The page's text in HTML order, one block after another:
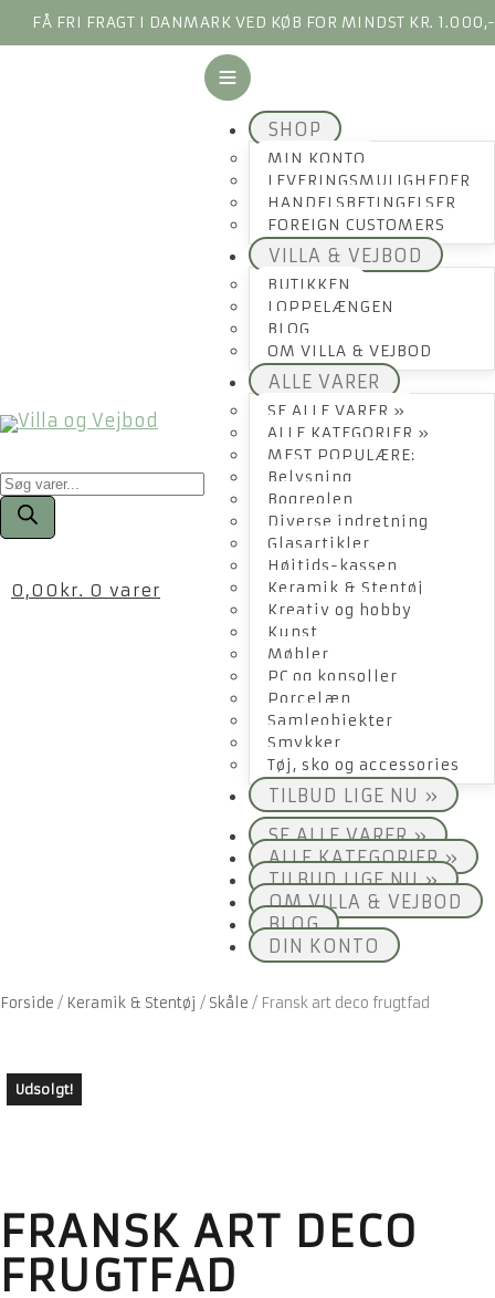
FÅ FRI FRAGT I DANMARK VED KØB FOR MINDST KR. 1.000,-
Products
search
0,00 kr. 0 varer
SHOP
MIN KONTO
LEVERINGSMULIGHEDER
HANDELSBETINGELSER
FOREIGN CUSTOMERS
VILLA & VEJBOD
BUTIKKEN
LOPPELÆNGEN
BLOG
OM VILLA & VEJBOD
ALLE VARER
SE ALLE VARER »
ALLE KATEGORIER »
MEST POPULÆRE:
Belysning
Bogreolen
Diverse indretning
Glasartikler
Højtids-kassen
Keramik & Stentøj
Kreativ og hobby
Kunst
Møbler
PC og konsoller
Porcelæn
Samleobjekter
Smykker
Tøj, sko og accessories
TILBUD LIGE NU »
SE ALLE VARER »
ALLE KATEGORIER »
TILBUD LIGE NU »
OM VILLA & VEJBOD
BLOG
DIN KONTO
Forside / Keramik & Stentøj / Skåle / Fransk art deco frugtfad
Udsolgt!
FRANSK ART DECO
FRUGTFAD